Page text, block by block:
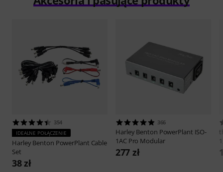
354
IDEALNE POŁĄCZENIE
Harley Benton PowerPlant Cable
Set
38 zł
366
Harley Benton PowerPlant ISO-
1AC Pro Modular
277 zł